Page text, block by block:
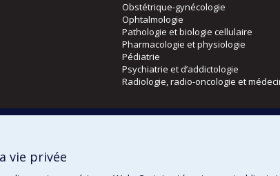
Obstétrique-gynécologie
Ophtalmologie
Pathologie et biologie cellulaire
Pharmacologie et physiologie
Pédiatrie
Psychiatrie et d’addictologie
Radiologie, radio-oncologie et
vie privée